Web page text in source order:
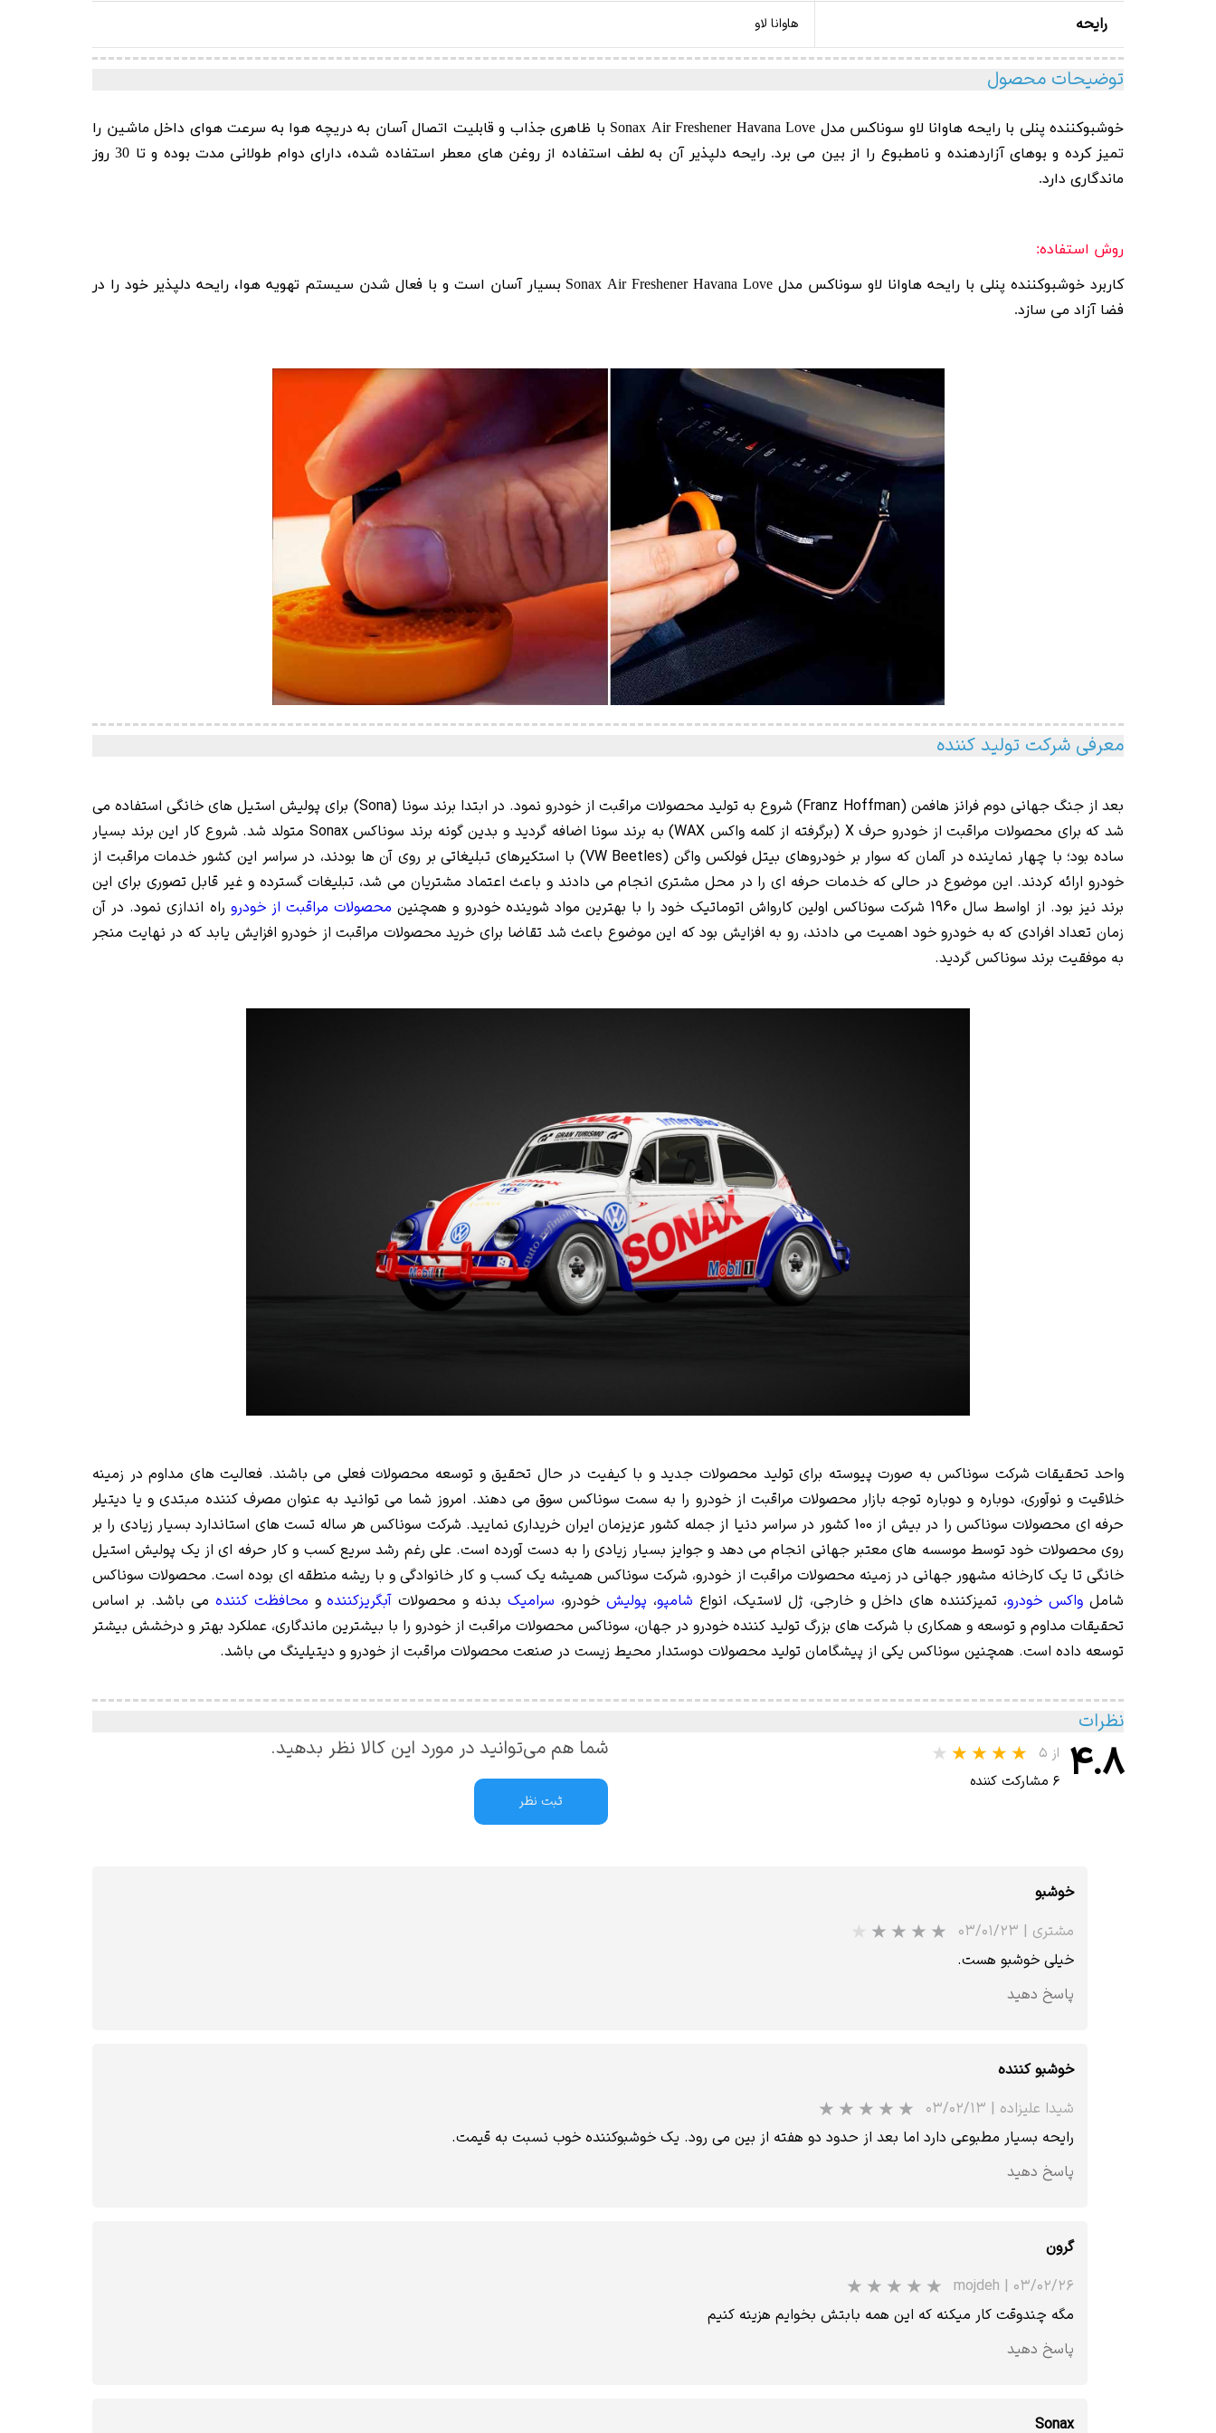
رایحه هاوانا لاو
توضیحات محصول
خوشبوكننده پنلی با رایحه هاوانا لاو سوناكس مدل Sonax Air Freshener Havana Love با ظاهری جذاب و قابلیت اتصال آسان به دریچه هوا به سرعت هوای داخل ماشین را
تمیز کرده و بوهای آزاردهنده و نامطبوع را از بین می برد. رایحه دلپذیر آن به لطف استفاده از روغن های معطر استفاده شده، دارای دوام طولانی مدت بوده و تا 30 روز
ماندگاری دارد.
روش استفاده:
کاربرد خوشبوكننده پنلی با رایحه هاوانا لاو سوناكس مدل Sonax Air Freshener Havana Love بسیار آسان است و با فعال شدن سیستم تهویه هوا، رایحه دلپذیر خود را در
فضا آزاد می سازد.
معرفی شرکت تولید کننده
بعد از جنگ جهانی دوم فرانز هافمن (Franz Hoffman) شروع به تولید محصولات مراقبت از خودرو نمود. در ابتدا برند سونا (Sona) برای پولیش استیل های خانگی استفاده می
شد که برای محصولات مراقبت از خودرو حرف X (برگرفته از کلمه واکس WAX) به برند سونا اضافه گردید و بدین گونه بر
ند سوناکس Sonax متولد شد. شروع کار این برند بسیار
ساده بود؛ با چهار نماینده در آلمان که سوار بر خودروهای بیتل فولکس واگن (VW Beetles) با استکیرهای تبلیغاتی بر روی آن ها بودند، در سراسر این کشور خدمات مراقبت از
خودرو ارائه کردند. این موضوع در حالی که خدمات حرفه ای را در محل مشتری انجام می دادند و باعث اعتماد مشتریان می شد، تبلیغات گسترده و غیر قابل تصوری برای این
برند نیز بود. از اواسط سال 1960 شرکت سوناکس اولین کارواش اتوماتیک خود را با بهترین مواد شوینده خودرو و همچنین
محصولات مراقبت از خودرو راه اندازی نمود. در آن
زمان تعداد افرادی که به خودرو خود اهمیت می دادند، رو به افزایش بود که این موضوع باعث شد تقاضا برای خرید محصولات مراقبت از خودرو افزایش یابد که در نهایت منجر
به موفقیت برند سوناکس گردید.
واحد تحقیقات شرکت سوناکس به صورت پیوسته برای تولید محصولات جدید و با کیفیت در حال تحقیق و توسعه محصولات فعلی می باشند. فعالیت های مداوم در زمینه
خلاقیت و نوآوری، دوباره و دوباره توجه بازار محصولات مراقبت از خودرو را به سمت سوناکس سوق می دهند. امروز شما می توانید به عنوان مصرف کننده مبتدی و یا دیتیلر
حرفه ای محصولات سوناکس را در بیش از 100 کشور در سراسر دنیا از جمله کشور عزیزمان ایران خریداری نمایید. شرکت سوناکس هر ساله تست های استاندارد بسیار زیادی را بر
روی محصولات خود توسط موسسه های معتبر جهانی انجام می دهد و جوایز بسیار زیادی را به دست آورده است. علی رغم رشد سریع کسب و کار حرفه ای از یک پولیش استیل
خانگی تا یک کارخانه مشهور جهانی در زمینه محصولات مراقبت از خودرو، شرکت سوناکس همیشه یک کسب و کار خانوادگی و با ریشه منطقه ای بوده است. محصولات سوناکس
شامل واکس خودرو، تمیزکننده های داخل و خارجی، ژل لاستیک، انواع شامپو، پولیش خودرو، سرامیک بدنه و محصولات آبگریزکنندهو محافظت کننده می باشد. بر اساس
تحقیقات مداوم و توسعه و همکاری با شرکت های بزرگ تولید کننده خودرو در جهان، سوناکس محصولات مراقبت از خودرو را با بیشترین ماندگاری، عملکرد بهتر و درخشش بیشتر
توسعه داده است. همچنین سوناکس یکی از پیشگامان تولید محصولات دوستدار محیط زیست در صنعت محصولات مراقبت از خودرو و دیتیلینگ می باشد.
نظرات
۴.۸ از ۵
۶ مشارکت کننده
شما هم می‌توانید در مورد این کالا نظر بدهید.
ثبت نظر
خوشبو
مشتری | ۰۳/۰۱/۲۳
خیلی خوشبو هست.
پاسخ دهید
خوشبو کننده
شیدا علیزاده | ۰۳/۰۲/۱۳
رایحه بسیار مطبوعی دارد اما بعد از حدود دو هفته از بین می رود. یک خوشبوکننده خوب نسبت به قیمت.
پاسخ دهید
گرون
mojdeh | ۰۳/۰۲/۲۶
مگه چندوقت کار میکنه که این همه بابتش بخوایم هزینه کنیم
پاسخ دهید
Sonax